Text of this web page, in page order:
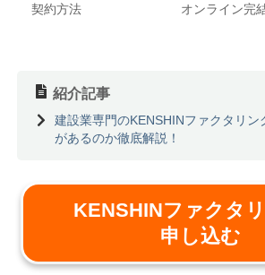
契約方法 オンライン完
紹介記事
建設業専門のKENSHINファクタリン
があるのか徹底解説！
KENSHINファクタ
申し込む